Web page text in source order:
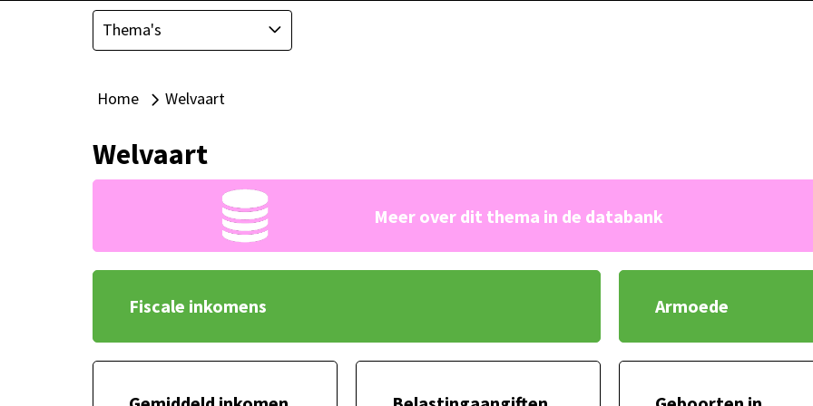
Thema's
Home Alle thema's
Welvaart
Welvaart
Meer over dit thema in de databank
Fiscale inkomens Armoede